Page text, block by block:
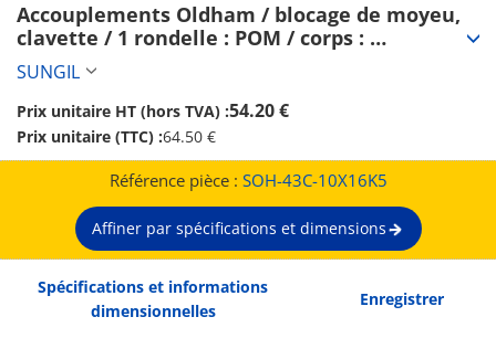
Accouplements Oldham / blocage de moyeu,
clavette / 1 rondelle : POM / corps :
aluminium / SOH / SUNGIL (SOH-43C-10X16K5)
SUNGIL
Prix unitaire HT (hors TVA) :54.20 €
Prix unitaire (TTC) :64.50 €
Référence pièce : SOH-43C-10X16K5
Affiner par spécifications et dimensions
Spécifications et informations
dimensionnelles
Enregistrer